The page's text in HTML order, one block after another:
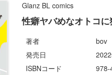
Glanz BL comics
性癖ヤバめなオトコ
著者
bov
発売日
ISBNコード
978-